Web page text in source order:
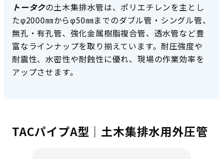
トータクの土木集排水管は、ポリエチレンを主とし
たφ2000㎜からφ50㎜までのダブル管・シングル管、
無孔・有孔管、強化金属樹脂複合管、透水管など豊
富なラインナップを取り揃えています。耐圧強度や
耐震性、水密性や耐蝕性に優れ、現場の作業効率を
アップさせます。
土木資材：トンネル 中央排水工 商品
TACパイプA型｜土木集排水用外圧管